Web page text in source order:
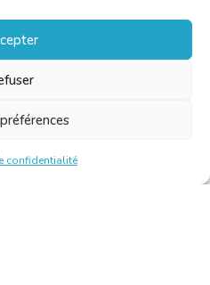
confidentialité